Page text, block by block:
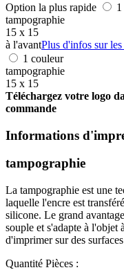
Option la plus rapide
tampographie
15 x 15
à l'avantPlus d'infos sur
1 couleur
tampographie
15 x 15
Téléchargez votre logo
commande
Informations
tampographie
La tampographie est une
laquelle l'encre est
silicone. Le grand
souple et s'adapte à l'objet
d'imprimer sur des
Quantité Pièces :